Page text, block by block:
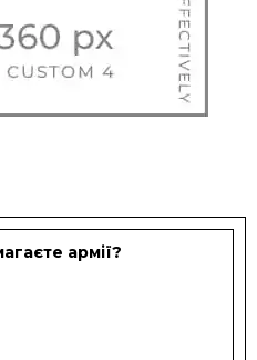
армії?